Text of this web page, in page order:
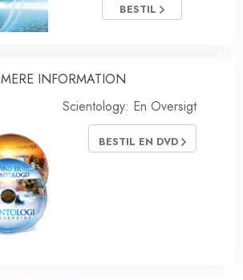
BESTIL
MERE INFORMATION
Scientology: En Oversigt
BESTIL EN DVD